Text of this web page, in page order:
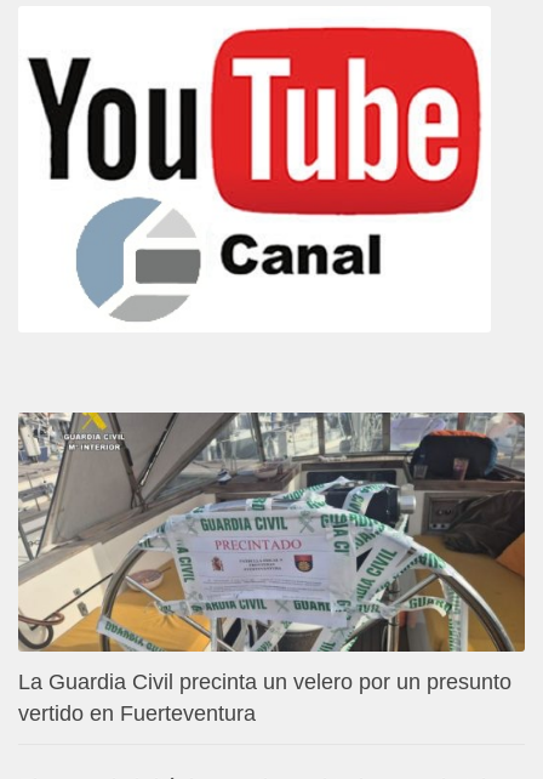
La Guardia Civil precinta un velero por un presunto
vertido en Fuerteventura